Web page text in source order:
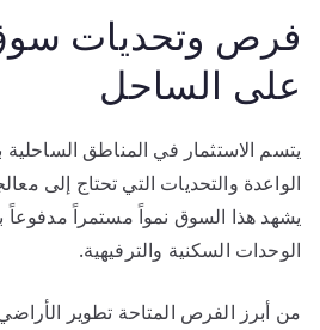
فرص وتحديات
على الساحل
يتسم الاستثمار في المناطق
الواعدة والتحديات التي تحتاج إلى
يشهد هذا السوق نمواً مستمراً مدفوعاً
الوحدات السكنية والترفيهية.
من أبرز الفرص المتاحة تطوير